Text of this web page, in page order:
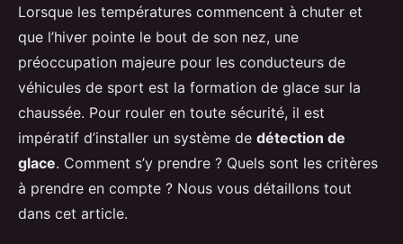
Comment installer un système
de détection de glace sur une
voiture de sport?
Juliette•9 septembre 2024• 5 min de lecture
Lorsque les températures commencent à chuter et
que l’hiver pointe le bout de son nez, une
préoccupation majeure pour les conducteurs de
véhicules de sport est la formation de glace sur la
chaussée. Pour rouler en toute sécurité, il est
impératif d’installer un système de détection de
glace. Comment s’y prendre ? Quels sont les critères
à prendre en compte ? Nous vous détaillons tout
dans cet article.